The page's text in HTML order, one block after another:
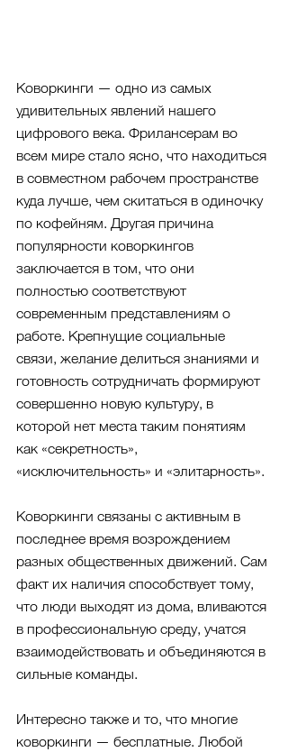
Коворкинги — одно из самых
удивительных явлений нашего
цифрового века. Фрилансерам во
всем мире стало ясно, что находиться
в совместном рабочем пространстве
куда лучше, чем скитаться в одиночку
по кофейням. Другая причина
популярности коворкингов
заключается в том, что они
полностью соответствуют
современным представлениям о
работе. Крепнущие социальные
связи, желание делиться знаниями и
готовность сотрудничать формируют
совершенно новую культуру, в
которой нет места таким понятиям
как «секретность»,
«исключительность» и «элитарность».
Коворкинги связаны с активным в
последнее время возрождением
разных общественных движений. Сам
факт их наличия способствует тому,
что люди выходят из дома, вливаются
в профессиональную среду, учатся
взаимодействовать и объединяются в
сильные команды.
Интересно также и то, что многие
коворкинги — бесплатные. Любой